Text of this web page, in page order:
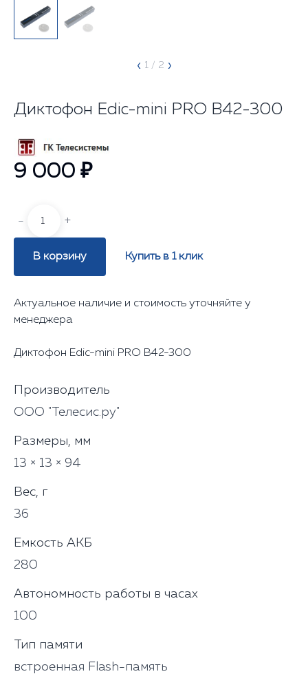
‹ 1 / 2 ›
Диктофон Edic-mini PRO В42-300
9 000 ₽
- +
В корзину Купить в 1 клик
Актуальное наличие и стоимость уточняйте у
менеджера
Диктофон Edic-mini PRO В42-300
Производитель
ООО "Телесис.ру"
Размеры, мм
13 × 13 × 94
Вес, г
36
Емкость АКБ
280
Автономность работы в часах
100
Тип памяти
встроенная Flash-память